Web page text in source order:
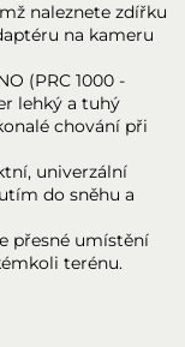
naleznete zdířku
na kameru
(PRC 1000 -
lehký a tuhý
chování při
univerzální
do sněhu a
přesné umístění
terénu.